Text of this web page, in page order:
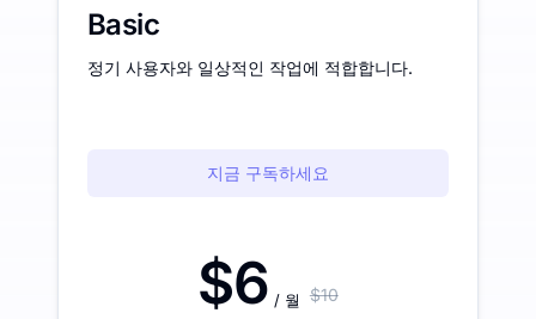
Basic
정기 사용자와 일상적인 작업에 적합합니다.
지금 구독하세요
$6 / 월 $10